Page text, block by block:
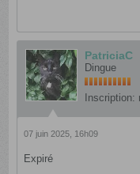
PatriciaC
Dingue
Inscription:
07 juin 2025, 16h09
Expiré